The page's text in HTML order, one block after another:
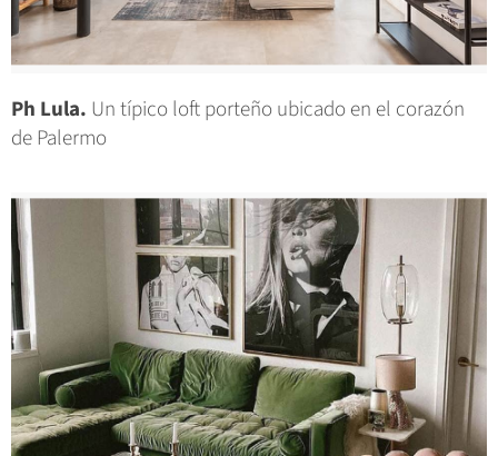
Ph Lula. Un típico loft porteño ubicado en el corazón
de Palermo